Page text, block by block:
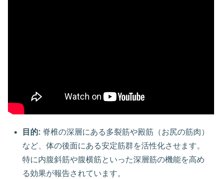
目的: 脊椎の深層にある多裂筋や殿筋（お尻の筋肉）
など、体の後面にある安定筋群を活性化させます。
特に内腹斜筋や腹横筋といった深層筋の機能を高め
る効果が報告されています。